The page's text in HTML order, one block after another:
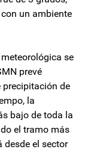
un ambiente
se
prevé
precipitación de
la
bajo de toda la
el tramo más
desde el sector